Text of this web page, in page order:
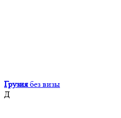
Грузия без визы
Д